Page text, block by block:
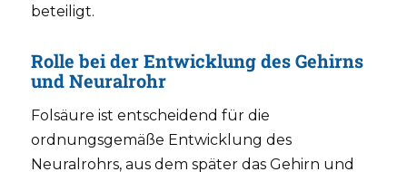
beteiligt.
Rolle bei der Entwicklung des Gehirns
und Neuralrohr
Folsäure ist entscheidend für die
ordnungsgemäße Entwicklung des
Neuralrohrs, aus dem später das Gehirn und